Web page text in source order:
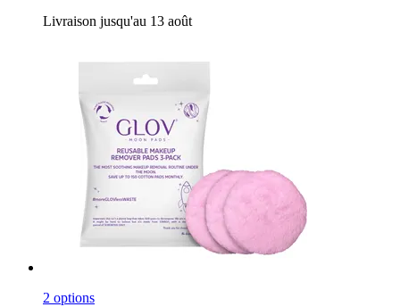
Livraison jusqu'au 13 août
2 options